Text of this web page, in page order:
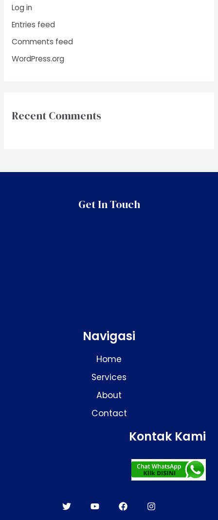
Log in
Entries feed
Comments feed
WordPress.org
Recent Comments
Get In Touch
Navigasi
Home
Services
About
Contact
Kontak Kami